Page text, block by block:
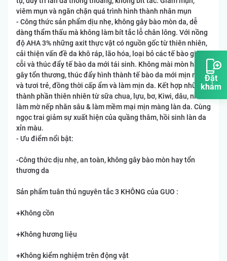
Đặt
khám
viêm mụn và ngăn chặn quá trình hình thành nhân mụn
- Công thức sản phẩm dịu nhẹ, không gây bào mòn da, dễ
dàng thẩm thấu mà không làm bít tắc lỗ chân lông. Với nồng
độ AHA 3% những axit thực vật có nguồn gốc từ thiên nhiên,
cải thiện vấn đề da khô ráp, lão hóa, loại bỏ các tế bào già
cỗi và thúc đẩy tế bào da mới tái sinh. Không mài mòn hay
gây tổn thương, thúc đẩy hình thành tế bào da mới mịn màng
và tươi trẻ, đồng thời cấp ẩm và làm mịn da. Kết hợp những
thành phần thiên nhiên từ sữa chua, lựu, bơ, Kiwi, dâu, nho
làm mờ nếp nhăn sâu & làm mềm mại mịn màng làn da. Cùng
ngọc trai giảm sự xuất hiện của quầng thâm, hồi sinh làn da
xỉn màu.
- Ưu điểm nổi bật:
-Công thức dịu nhẹ, an toàn, không gây bào mòn hay tổn
thương da
Sản phẩm tuân thủ nguyên tắc 3 KHÔNG của GUO :
+Không cồn
+Không hương liệu
+Không kiểm nghiệm trên động vật